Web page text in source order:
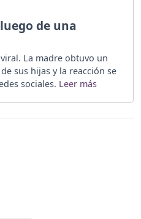
de una
La madre obtuvo un
sus hijas y la reacción se
sociales.